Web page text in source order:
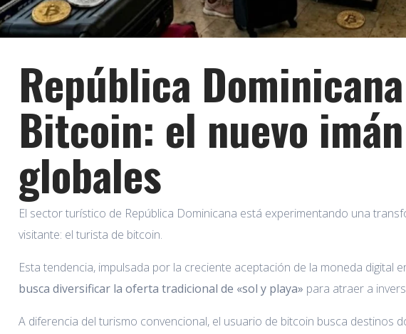
República
Bitcoin: el nuevo
globales
El sector turístico de República Dominicana está experimentando una
visitante: el turista de bitcoin.
Esta tendencia, impulsada por la creciente aceptación de la moneda digital
busca diversificar la oferta tradicional de «sol y playa» para atraer a
A diferencia del turismo convencional, el usuario de bitcoin busca destinos